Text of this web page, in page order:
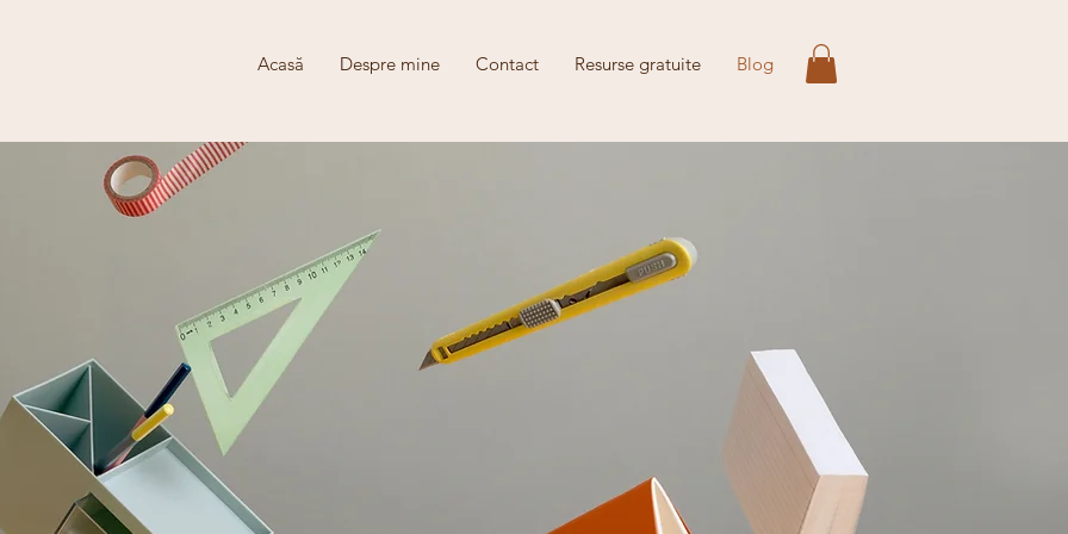
Acasă Despre mine Contact Resurse gratuite Blog